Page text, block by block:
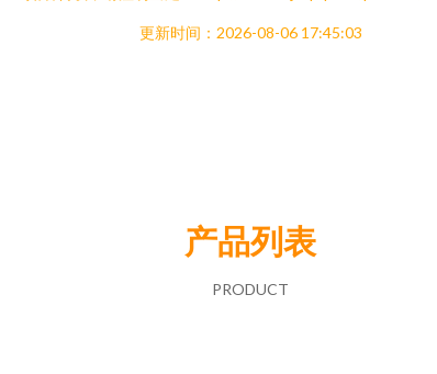
更新时间：2026-08-06 17:45:03
产品列表
PRODUCT